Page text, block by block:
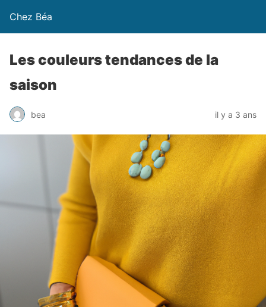
Chez Béa
Les couleurs tendances de la
saison
bea il y a 3 ans